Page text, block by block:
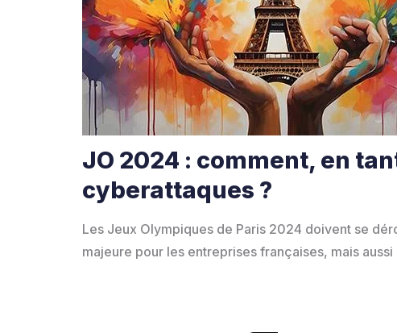
JO 2024 : comment, en
cyberattaques ?
Les Jeux Olympiques de Paris 2024 doivent se
majeure pour les entreprises françaises, mais aussi